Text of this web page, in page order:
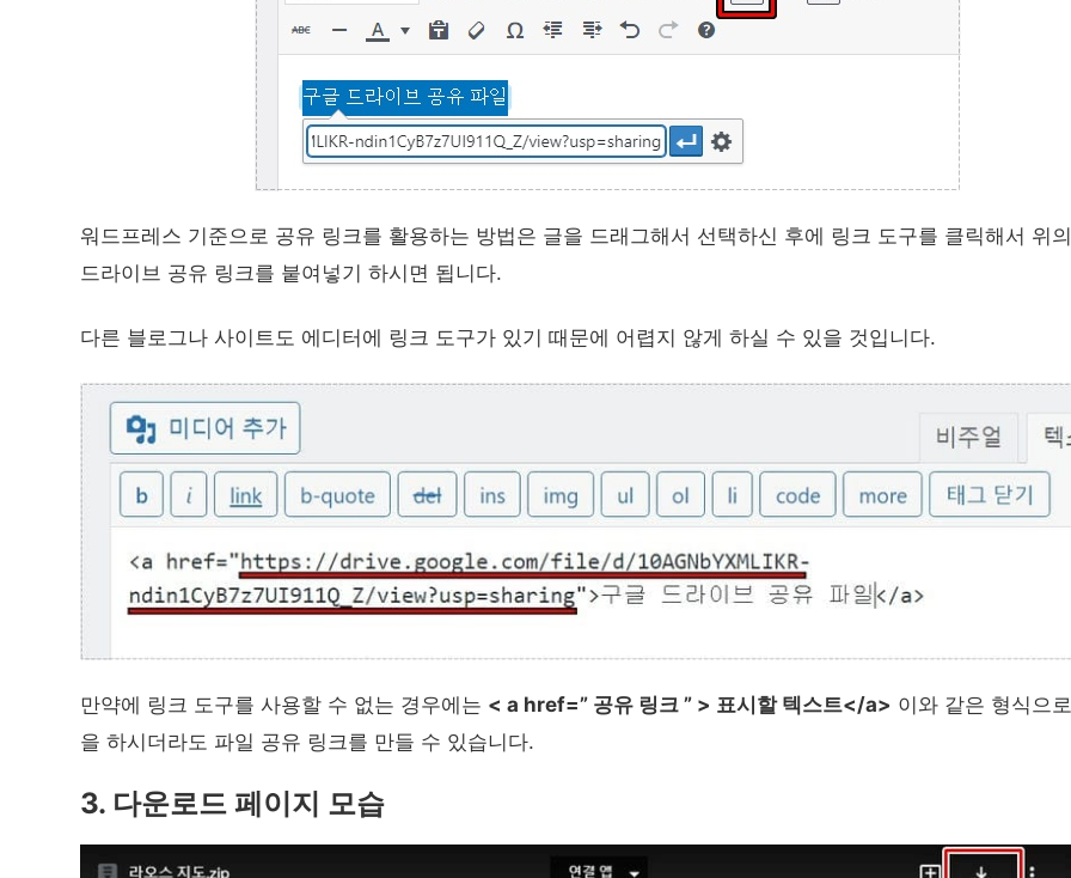
워드프레스 기준으로 공유 링크를 활용하는 방법은 글을 드래그해서 선택하신 후에 링크 도구를 클릭해서 위
드라이브 공유 링크를 붙여넣기 하시면 됩니다.
다른 블로그나 사이트도 에디터에 링크 도구가 있기 때문에 어렵지 않게 하실 수 있을 것입니다.
만약에 링크 도구를 사용할 수 없는 경우에는 < a href=” 공유 링크 ” > 표시할 텍스트</a> 이와 같은 형식으
을 하시더라도 파일 공유 링크를 만들 수 있습니다.
3. 다운로드 페이지 모습